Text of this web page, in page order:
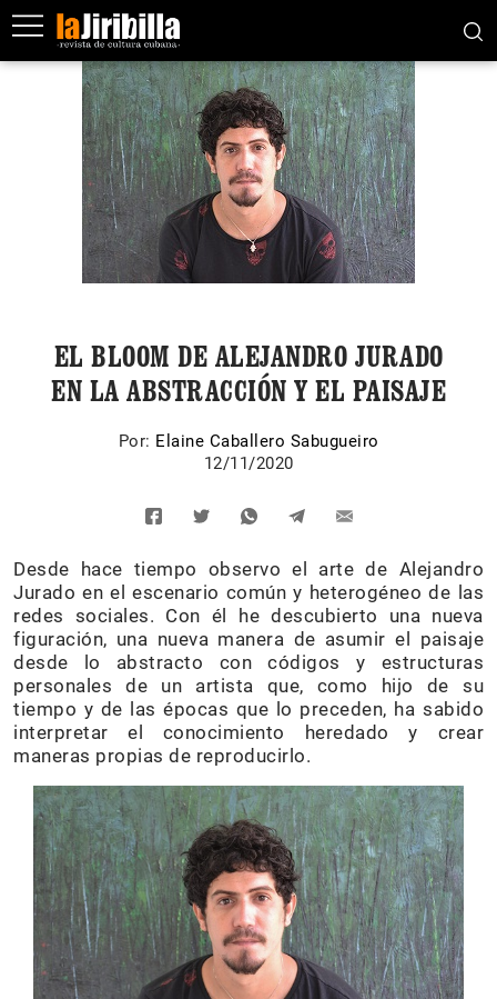
EL BLOOM DE ALEJANDRO JURADO
EN LA ABSTRACCIÓN Y EL PAISAJE
Por: Elaine Caballero Sabugueiro
12/11/2020
Desde hace tiempo observo el arte de Alejandro
Jurado en el escenario común y heterogéneo de las
redes sociales. Con él he descubierto una nueva
figuración, una nueva manera de asumir el paisaje
desde lo abstracto con códigos y estructuras
personales de un artista que, como hijo de su
tiempo y de las épocas que lo preceden, ha sabido
interpretar el conocimiento heredado y crear
maneras propias de reproducirlo.